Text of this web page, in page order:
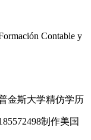
Contable y
金斯大学精仿学历
制作美国